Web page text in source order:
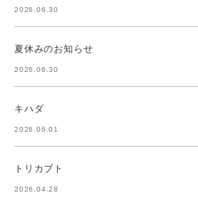
2026.06.30
夏休みのお知らせ
2026.06.30
キハダ
2026.06.01
トリカブト
2026.04.28